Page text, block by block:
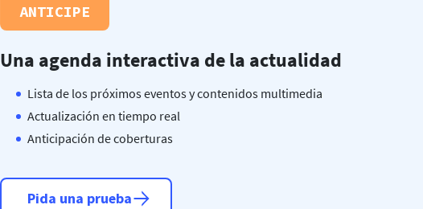
ANTICIPE
Una agenda interactiva de la actualidad
Lista de los próximos eventos y contenidos multimedia
Actualización en tiempo real
Anticipación de coberturas
Pida una prueba